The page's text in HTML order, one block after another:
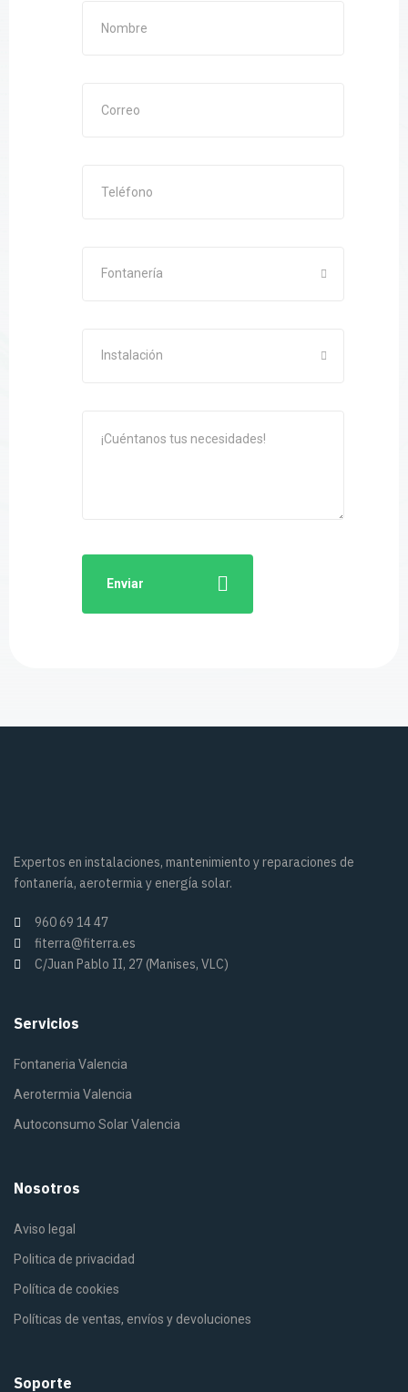
Fontanería
Instalación
Enviar
Expertos en instalaciones, mantenimiento y reparaciones de
fontanería, aerotermia y energía solar.
960 69 14 47
fiterra@fiterra.es
C/Juan Pablo II, 27 (Manises, VLC)
Servicios
Fontaneria Valencia
Aerotermia Valencia
Autoconsumo Solar Valencia
Nosotros
Aviso legal
Politica de privacidad
Política de cookies
Políticas de ventas, envíos y devoluciones
Soporte